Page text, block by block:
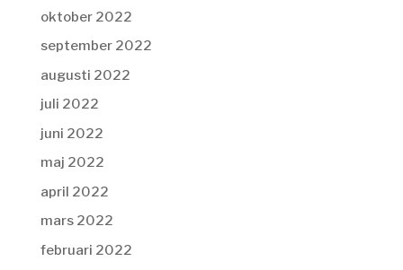
oktober 2022
september 2022
augusti 2022
juli 2022
juni 2022
maj 2022
april 2022
mars 2022
februari 2022